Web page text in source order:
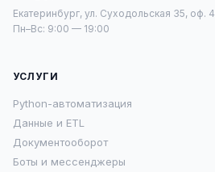
Екатеринбург, ул. Суходольская 35, оф. 4
Пн–Вс: 9:00 — 19:00
УСЛУГИ
Python-автоматизация
Данные и ETL
Документооборот
Боты и мессенджеры